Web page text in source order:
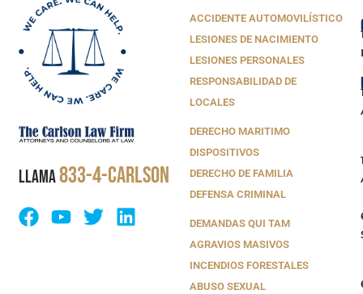
LLAMA833-4-CARLSON
ACCIDENTE AUTOMOVILÍSTICO
LESIONES DE NACIMIENTO
LESIONES PERSONALES
RESPONSABILIDAD DE
LOCALES
DERECHO MARITIMO
DISPOSITIVOS
DERECHO DE FAMILIA
DEFENSA CRIMINAL
DEMANDAS QUI TAM
AGRAVIOS MASIVOS
INCENDIOS FORESTALES
ABUSO SEXUAL